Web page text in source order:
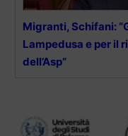
Migranti, Schifani:
Lampedusa e per il
dell’Asp”